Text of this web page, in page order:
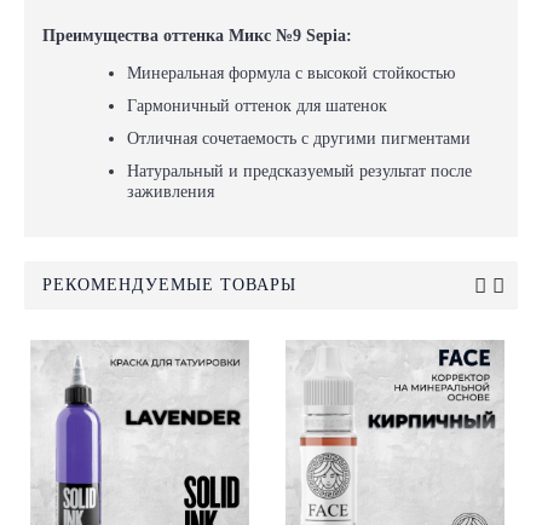
Преимущества оттенка Микс №9 Sepia:
Минеральная формула с высокой стойкостью
Гармоничный оттенок для шатенок
Отличная сочетаемость с другими пигментами
Натуральный и предсказуемый результат после
заживления
РЕКОМЕНДУЕМЫЕ ТОВАРЫ